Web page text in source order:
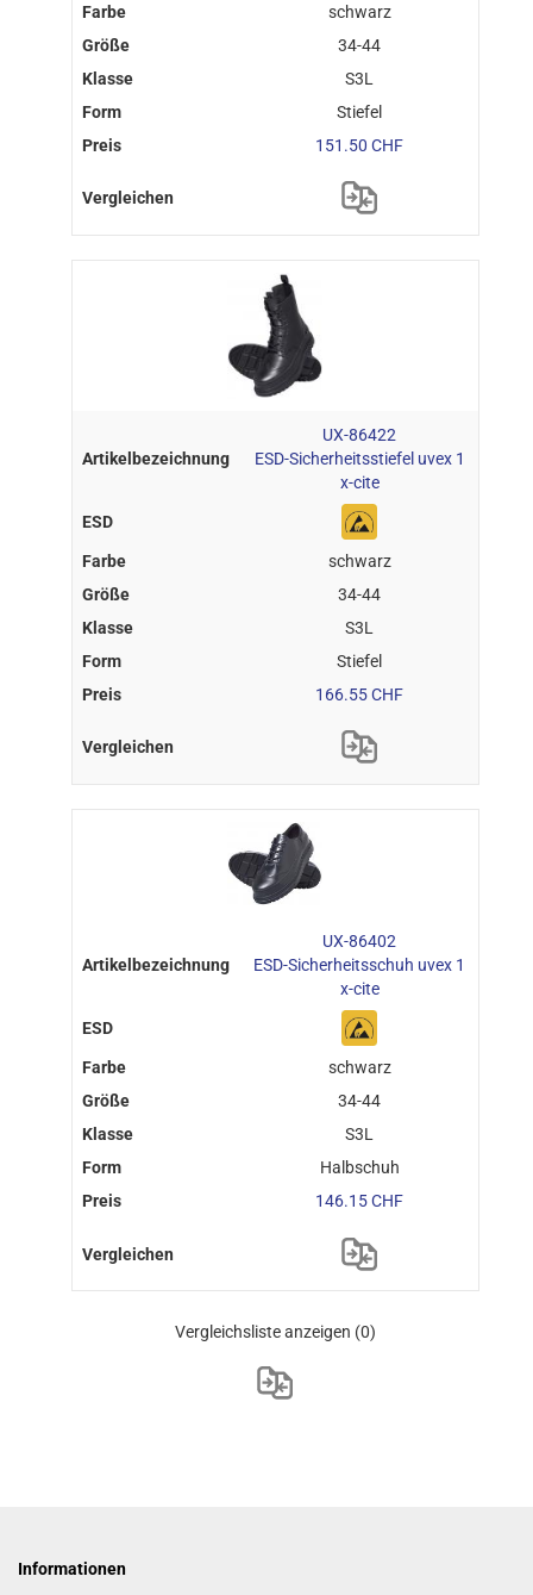
schwarz
34-44
S3L
Stiefel
151.50 CHF
UX-86422
ESD-Sicherheitsstiefel uvex 1
x-cite
schwarz
34-44
S3L
Stiefel
166.55 CHF
UX-86402
ESD-Sicherheitsschuh uvex 1
x-cite
schwarz
34-44
S3L
Halbschuh
146.15 CHF
Vergleichsliste anzeigen (0)
Informationen